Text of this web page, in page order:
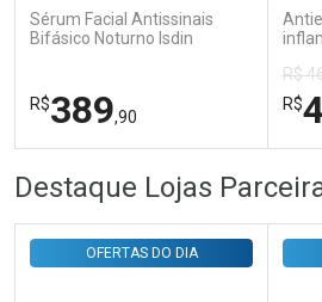
Sérum Facial Antissinais
Bifásico Noturno Isdin
R$389,90
FECHAR
Laboratório
FECHAR
Por Menos
R$
R$
Destaque Lojas
OFERTAS DO DIA